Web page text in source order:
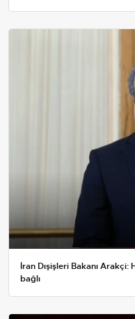
İran Dışişleri Bakanı Arakçi:
bağlı